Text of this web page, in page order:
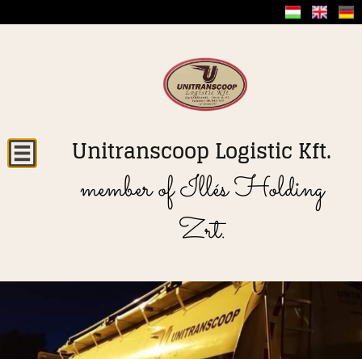
Unitranscoop Logistic Kft.
member of Illés Holding
Zrt.